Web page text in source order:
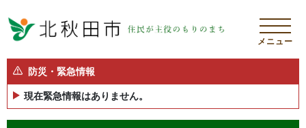
メニュー
防災・緊急情報
現在緊急情報はありません。